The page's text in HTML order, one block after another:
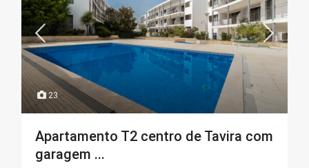
23
Apartamento T2 centro de Tavira com
garagem ...